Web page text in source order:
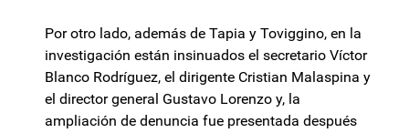
Por otro lado, además de Tapia y Toviggino, en la
investigación están insinuados el secretario Víctor
Blanco Rodríguez, el dirigente Cristian Malaspina y
el director general Gustavo Lorenzo y, la
ampliación de denuncia fue presentada después